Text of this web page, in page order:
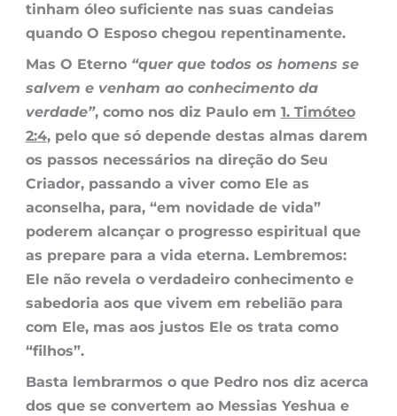
tinham óleo suficiente nas suas candeias
quando O Esposo chegou repentinamente.
Mas O Eterno “quer que todos os homens se
salvem e venham ao conhecimento da
verdade”, como nos diz Paulo em 1. Timóteo
2:4, pelo que só depende destas almas darem
os passos necessários na direção do Seu
Criador, passando a viver como Ele as
aconselha, para, “em novidade de vida”
poderem alcançar o progresso espiritual que
as prepare para a vida eterna. Lembremos:
Ele não revela o verdadeiro conhecimento e
sabedoria aos que vivem em rebelião para
com Ele, mas aos justos Ele os trata como
“filhos”.
Basta lembrarmos o que Pedro nos diz acerca
dos que se convertem ao Messias Yeshua e